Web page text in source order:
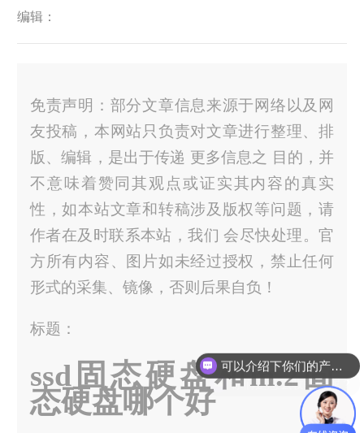
编辑：
免责声明：部分文章信息来源于网络以及网
友投稿，本网站只负责对文章进行整理、排
版、编辑，是出于传递 更多信息之 目的，并
不意味着赞同其观点或证实其内容的真实
性，如本站文章和转稿涉及版权等问题，请
作者在及时联系本站，我们 会尽快处理。官
方所有内容、图片如未经过授权，禁止任何
形式的采集、镜像，否则后果自负！
标题：
ssd固态硬盘和m.2固
态硬盘哪个好
你们是怎么收费的呢？